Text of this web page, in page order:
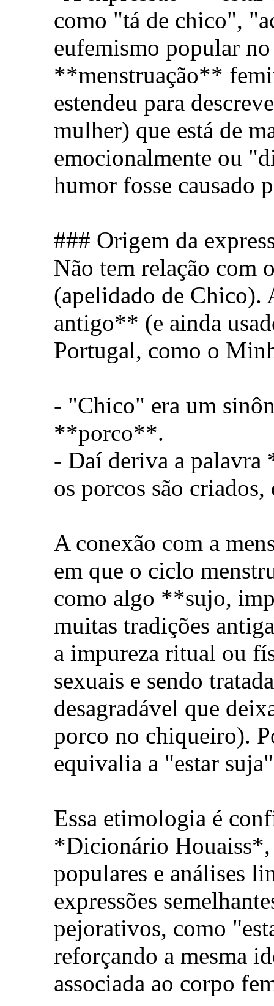
como "tá de chico",
eufemismo popular
**menstruação**
estendeu para
mulher) que está de
emocionalmente ou
humor fosse causado
### Origem da
Não tem relação com
(apelidado de
antigo** (e ainda
Portugal, como o
- "Chico" era um
**porco**.
- Daí deriva a
os porcos são
A conexão com a
em que o ciclo
como algo **sujo,
muitas tradições
a impureza ritual ou
sexuais e sendo
desagradável que
porco no chiqueiro).
equivalia a "estar
Essa etimologia é
*Dicionário Houaiss*,
populares e análises
expressões
pejorativos, como
reforçando a mesma
associada ao corpo